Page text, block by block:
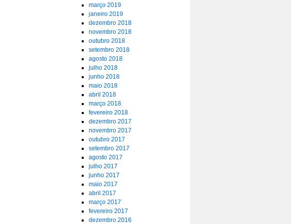
março 2019
janeiro 2019
dezembro 2018
novembro 2018
outubro 2018
setembro 2018
agosto 2018
julho 2018
junho 2018
maio 2018
abril 2018
março 2018
fevereiro 2018
dezembro 2017
novembro 2017
outubro 2017
setembro 2017
agosto 2017
julho 2017
junho 2017
maio 2017
abril 2017
março 2017
fevereiro 2017
dezembro 2016